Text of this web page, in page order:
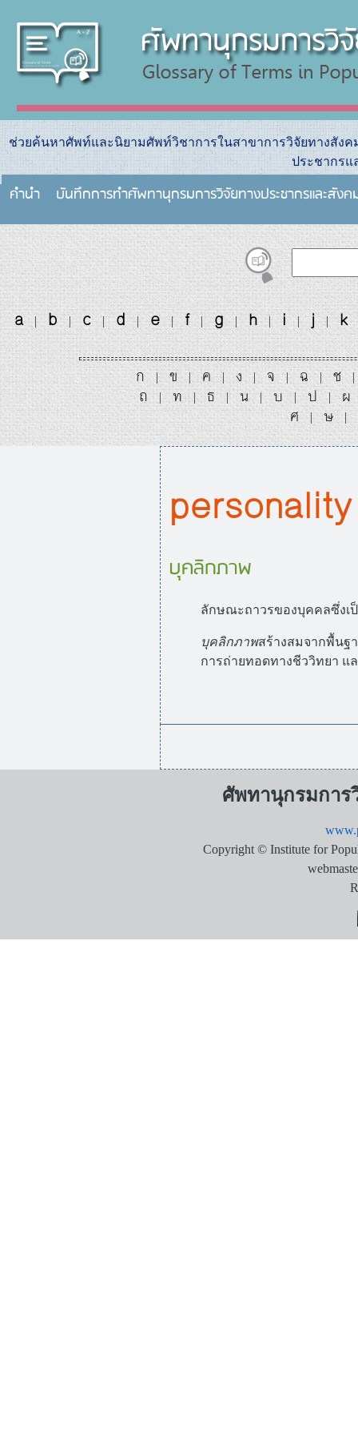
ช่วยค้นหาศัพท์และนิยามศัพท์วิชาการในสาขาการวิจัยทางสัง
ประชากรแ
คำนำ บันทึกการทําศัพทานุกรมการวิจัยทางประชากรและสัง
a | b | c | d | e | f | g | h | i | j | k
ก | ข | ค | ง | จ | ฉ | ช |
ถ | ท | ธ | น | บ | ป |
ผ
ศ
| ษ |
personality
บุคลิกภาพ
ลักษณะถาวรของบุคคลซึ่งเ
บุคลิกภาพสร้างสมจากพื้นฐ
การถ่ายทอดทางชีววิทยา แ
ศัพทานุกรมการ
Copyright © Institute for